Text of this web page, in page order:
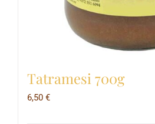
Tatramesi 700g
6,50 €